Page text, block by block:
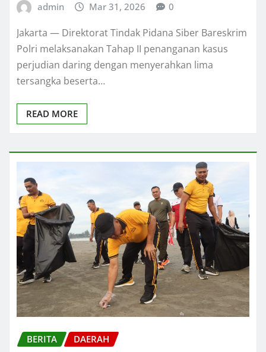
admin Mar 31, 2026 0
Jakarta — Direktorat Tindak Pidana Siber Bareskrim
Polri melaksanakan Tahap II penanganan kasus
perjudian daring dengan menyerahkan lima
tersangka beserta…
READ MORE
BERITA DAERAH